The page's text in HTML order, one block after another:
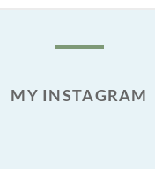
MY INSTAGRAM